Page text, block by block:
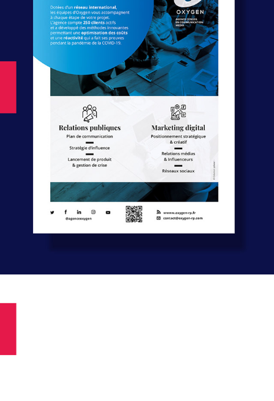
ENCART PRESS - OXYGEN
2023